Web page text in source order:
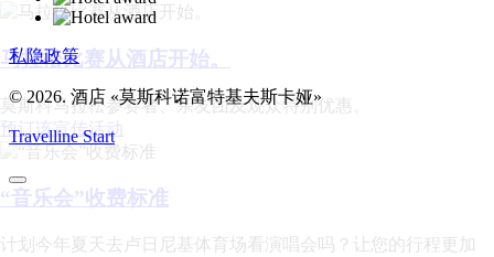
马拉松比赛从酒店开始。
莫斯科马拉松参赛者、亲友团及观众特别优惠。
预订该宣传活动
“音乐会”收费标准
计划今年夏天去卢日尼基体育场看演唱会吗？让您的行程更加
私隐政策
© 2026. 酒店 «莫斯科诺富特基夫斯卡娅»
Travelline Start